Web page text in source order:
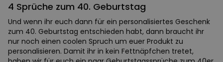
4 Sprüche zum 40. Geburtstag
Und wenn ihr euch dann für ein personalisiertes Geschenk
zum 40. Geburtstag entschieden habt, dann braucht ihr
nur noch einen coolen Spruch um euer Produkt zu
personalisieren. Damit ihr in kein Fettnäpfchen tretet,